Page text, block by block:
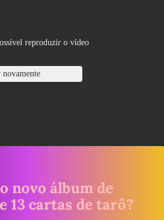
novo álbum de
13 cartas de tarô?